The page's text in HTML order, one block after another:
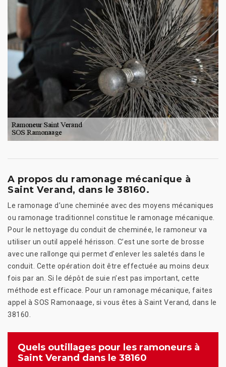
A propos du ramonage mécanique à
Saint Verand, dans le 38160.
Le ramonage d’une cheminée avec des moyens mécaniques
ou ramonage traditionnel constitue le ramonage mécanique.
Pour le nettoyage du conduit de cheminée, le ramoneur va
utiliser un outil appelé hérisson. C’est une sorte de brosse
avec une rallonge qui permet d’enlever les saletés dans le
conduit. Cette opération doit être effectuée au moins deux
fois par an. Si le dépôt de suie n’est pas important, cette
méthode est efficace. Pour un ramonage mécanique, faites
appel à SOS Ramonaage, si vous êtes à Saint Verand, dans le
38160.
Quels outillages pour les ramoneurs à
Saint Verand dans le 38160